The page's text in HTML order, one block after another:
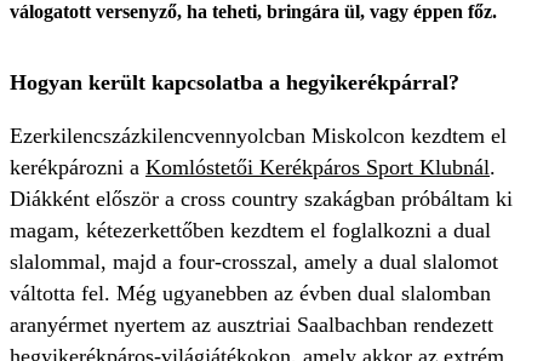
válogatott versenyző, ha teheti, bringára ül, vagy éppen főz.
Hogyan került kapcsolatba a hegyikerékpárral?
Ezerkilencszázkilencvennyolcban Miskolcon kezdtem el
kerékpározni a Komlóstetői Kerékpáros Sport Klubnál.
Diákként először a cross country szakágban próbáltam ki
magam, kétezerkettőben kezdtem el foglalkozni a dual
slalommal, majd a four-crosszal, amely a dual slalomot
váltotta fel. Még ugyanebben az évben dual slalomban
aranyérmet nyertem az ausztriai Saalbachban rendezett